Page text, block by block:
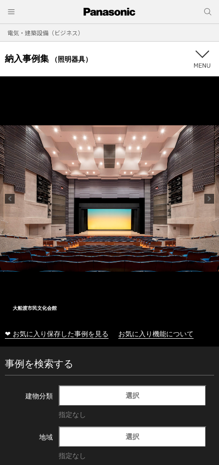
電気・建築設備（ビジネス）
納入事例集 （照明器具）
大船渡市民文化会館
❤ お気に入り保存した事例を見る お気に入り機能について
事例を検索する
建物分類 選択
指定なし
地域 選択
指定なし